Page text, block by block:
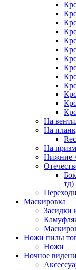
На
На
На
Нижние
тд)
Маскировка
Засидки
Ножи пилы
Ножи
Ночное